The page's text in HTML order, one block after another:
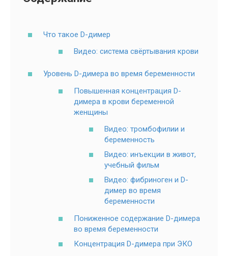
Что такое D-димер
Видео: система свёртывания крови
Уровень D-димера во время беременности
Повышенная концентрация D-
димера в крови беременной
женщины
Видео: тромбофилии и
беременность
Видео: инъекции в живот,
учебный фильм
Видео: фибриноген и D-
димер во время
беременности
Пониженное содержание D-димера
во время беременности
Концентрация D-димера при ЭКО